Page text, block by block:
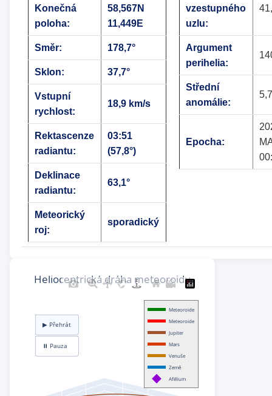
Konečná
poloha:
58,567N
11,449E
Směr: 178,7°
Sklon: 37,7°
Vstupní
rychlost:
18,9 km/s
Rektascenze
radiantu:
03:51
(57,8°)
Deklinace
radiantu:
63,1°
Meteorický
roj:
sporadický
vzestupného
uzlu:
Argument
perihelia:
Střední
anomálie:
Epocha: